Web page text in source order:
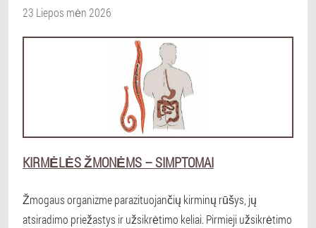
23 Liepos mėn 2026
KIRMĖLĖS ŽMONĖMS – SIMPTOMAI
Žmogaus organizme parazituojančių kirminų rūšys, jų
atsiradimo priežastys ir užsikrėtimo keliai. Pirmieji užsikrėtimo